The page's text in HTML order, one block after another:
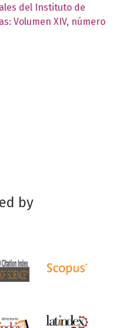
del Instituto de
Volumen XIV, número
by